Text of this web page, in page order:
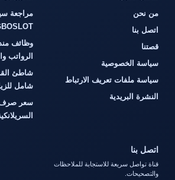
من نحن
اتصل بنا
قصتنا
سياسة الخصوصية
سياسة ملفات تعريف الارتباط
النشرة البريدية
مراجعة
وظائف
الرواتب
شاطئ
شامل
سعر صرف
اتصل بنا
قناة تواصل سريعة للاستجابة للملاحظات
والتصحيحات.